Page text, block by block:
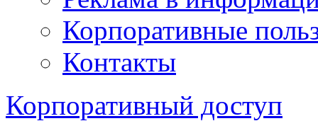
Корпоративные
Контакты
Корпоративный доступ